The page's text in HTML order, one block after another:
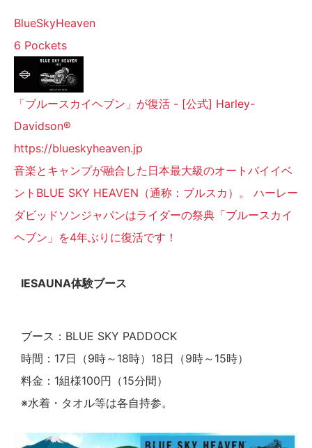
BlueSkyHeaven
6 Pockets
「ブルースカイヘブン」が復活 - [公式] Harley-
Davidson®
https://blueskyheaven.jp
音楽とキャンプが融合した日本最大級のオートバイイベ
ントBLUE SKY HEAVEN（通称：ブルスカ）。 ハーレー
ダビッドソンジャパンはライダーの祭典「ブルースカイ
ヘブン」を4年ぶりに復活です！
IESAUNA体験ブース
ブース：BLUE SKY PADDOCK
時間：17日（9時～18時）18日（9時～15時）
料金：1組様100円（15分間）
※水着・タオル等は各自持参。